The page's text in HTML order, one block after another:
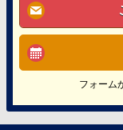
フォーム